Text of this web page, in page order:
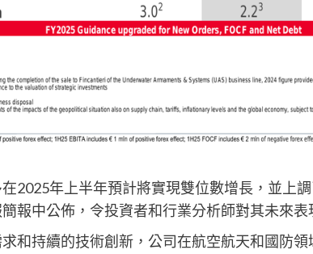
2025年上半年預計將實現雙位數增長，並上
報中公佈，令投資者和行業分析師對其未來表
和持續的技術創新，公司在航空航天和國防領